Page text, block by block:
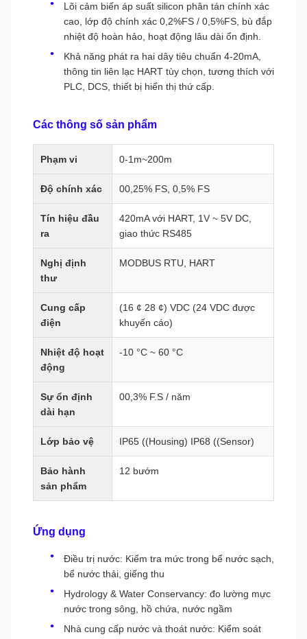
Lõi cảm biến áp suất silicon phân tán chính xác
cao, lớp độ chính xác 0,2%FS / 0,5%FS, bù đắp
nhiệt độ hoàn hảo, hoạt động lâu dài ổn định.
Khả năng phát ra hai dây tiêu chuẩn 4-20mA,
thông tin liên lạc HART tùy chọn, tương thích với
PLC, DCS, thiết bị hiển thị thứ cấp.
Các thông số sản phẩm
Phạm vi 0-1m~200m
Độ chính xác 00,25% FS, 0,5% FS
Tín hiệu đầu
ra
420mA với HART, 1V ~ 5V DC,
giao thức RS485
Nghị định
thư
MODBUS RTU, HART
Cung cấp
điện
(16 ¢ 28 ¢) VDC (24 VDC được
khuyến cáo)
Nhiệt độ hoạt
động
-10 °C ~ 60 °C
Sự ổn định
dài hạn
00,3% F.S / năm
Lớp bảo vệ IP65 ((Housing) IP68 ((Sensor)
Bảo hành
sản phẩm
12 bướm
Ứng dụng
Điều trị nước: Kiểm tra mức trong bể nước sạch,
bể nước thải, giếng thu
Hydrology & Water Conservancy: đo lường mực
nước trong sông, hồ chứa, nước ngầm
Nhà cung cấp nước và thoát nước: Kiểm soát